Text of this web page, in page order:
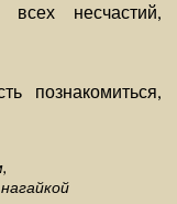
несчастий,
познакомиться,